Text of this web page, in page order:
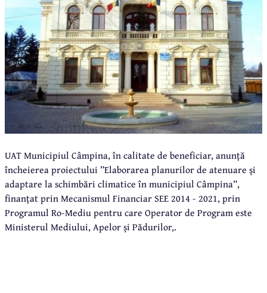
UAT Municipiul Câmpina, în calitate de beneficiar, anunță
încheierea proiectului ”Elaborarea planurilor de atenuare și
adaptare la schimbări climatice în municipiul Câmpina”,
finanțat prin Mecanismul Financiar SEE 2014 - 2021, prin
Programul Ro-Mediu pentru care Operator de Program este
Ministerul Mediului, Apelor și Pădurilor,.